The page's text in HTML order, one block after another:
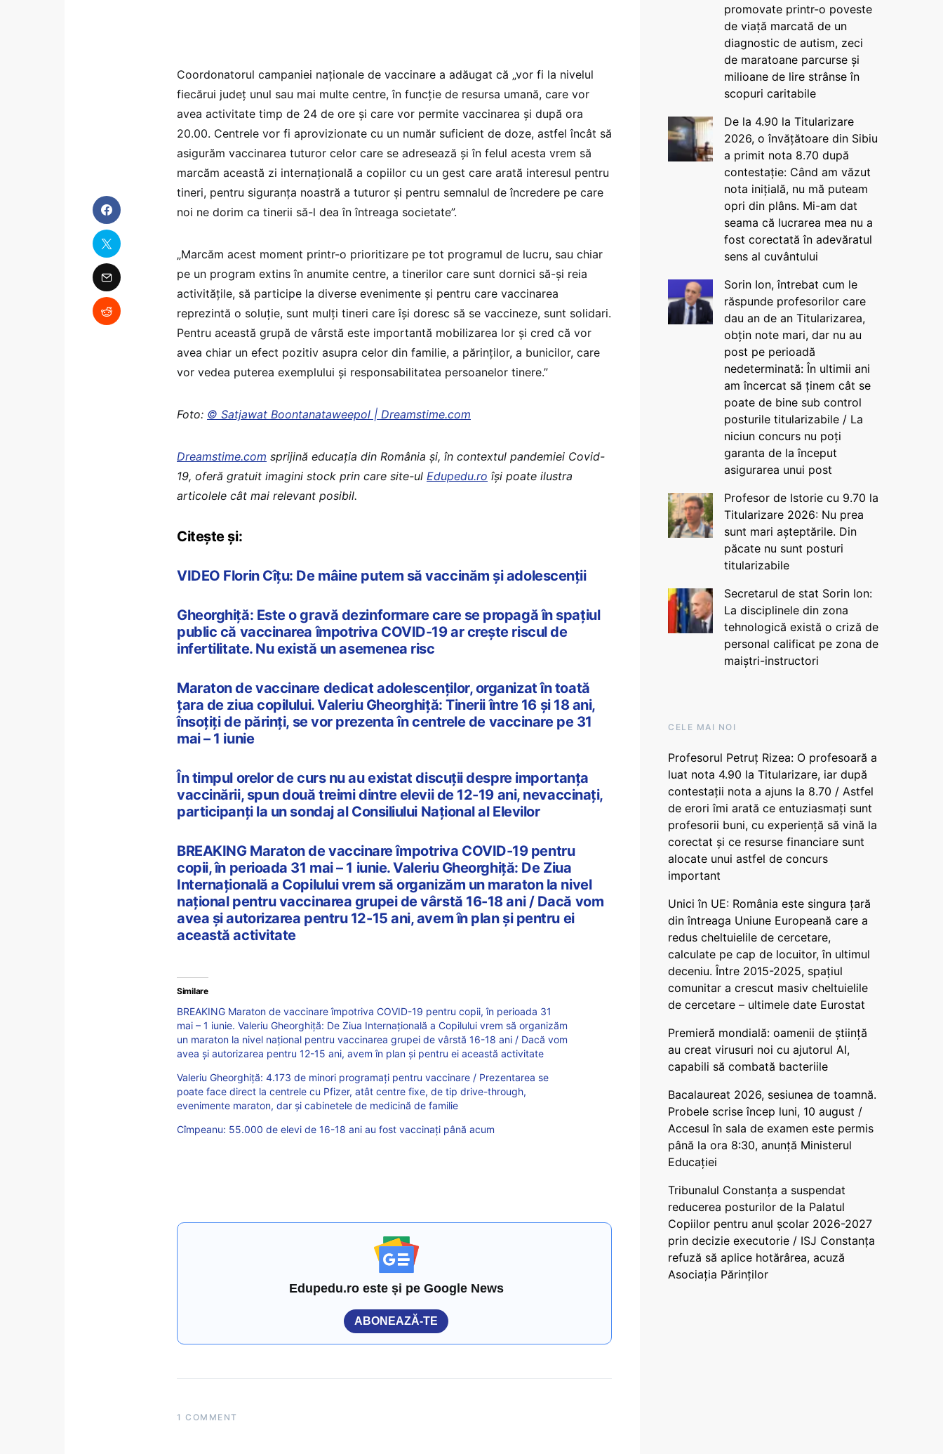
Coordonatorul campaniei naționale de vaccinare a adăugat că „vor fi la nivelul
fiecărui județ unul sau mai multe centre, în funcție de resursa umană, care vor
avea activitate timp de 24 de ore și care vor permite vaccinarea și după ora
20.00. Centrele vor fi aprovizionate cu un număr suficient de doze, astfel încât să
asigurăm vaccinarea tuturor celor care se adresează și în felul acesta vrem să
marcăm această zi internațională a copiilor cu un gest care arată interesul pentru
tineri, pentru siguranța noastră a tuturor și pentru semnalul de încredere pe care
noi ne dorim ca tinerii să-l dea în întreaga societate”.
„Marcăm acest moment printr-o prioritizare pe tot programul de lucru, sau chiar
pe un program extins în anumite centre, a tinerilor care sunt dornici să-și reia
activitățile, să participe la diverse evenimente și pentru care vaccinarea
reprezintă o soluție, sunt mulți tineri care își doresc să se vaccineze, sunt solidari.
Pentru această grupă de vârstă este importantă mobilizarea lor și cred că vor
avea chiar un efect pozitiv asupra celor din familie, a părinților, a bunicilor, care
vor vedea puterea exemplului și responsabilitatea persoanelor tinere.”
Foto: © Satjawat Boontanataweepol | Dreamstime.com
Dreamstime.com sprijină educaţia din România şi, în contextul pandemiei Covid-
19, oferă gratuit imagini stock prin care site-ul Edupedu.ro îşi poate ilustra
articolele cât mai relevant posibil.
Citește și:
VIDEO Florin Cîțu: De mâine putem să vaccinăm și adolescenții
Gheorghiță: Este o gravă dezinformare care se propagă în spațiul
public că vaccinarea împotriva COVID-19 ar crește riscul de
infertilitate. Nu există un asemenea risc
Maraton de vaccinare dedicat adolescenților, organizat în toată
țara de ziua copilului. Valeriu Gheorghiță: Tinerii între 16 și 18 ani,
însoțiți de părinți, se vor prezenta în centrele de vaccinare pe 31
mai – 1 iunie
În timpul orelor de curs nu au existat discuții despre importanța
vaccinării, spun două treimi dintre elevii de 12-19 ani, nevaccinați,
participanți la un sondaj al Consiliului Național al Elevilor
BREAKING Maraton de vaccinare împotriva COVID-19 pentru
copii, în perioada 31 mai – 1 iunie. Valeriu Gheorghiță: De Ziua
Internațională a Copilului vrem să organizăm un maraton la nivel
național pentru vaccinarea grupei de vârstă 16-18 ani / Dacă vom
avea și autorizarea pentru 12-15 ani, avem în plan și pentru ei
această activitate
Similare
BREAKING Maraton de vaccinare împotriva COVID-19 pentru copii, în perioada 31
mai – 1 iunie. Valeriu Gheorghiță: De Ziua Internațională a Copilului vrem să organizăm
un maraton la nivel național pentru vaccinarea grupei de vârstă 16-18 ani / Dacă vom
avea și autorizarea pentru 12-15 ani, avem în plan și pentru ei această activitate
Valeriu Gheorghiță: 4.173 de minori programați pentru vaccinare / Prezentarea se
poate face direct la centrele cu Pfizer, atât centre fixe, de tip drive-through,
evenimente maraton, dar și cabinetele de medicină de familie
Cîmpeanu: 55.000 de elevi de 16-18 ani au fost vaccinați până acum
Edupedu.ro este și pe Google News
ABONEAZĂ-TE
1 COMMENT
promovate printr-o poveste
de viață marcată de un
diagnostic de autism, zeci
de maratoane parcurse și
milioane de lire strânse în
scopuri caritabile
De la 4.90 la Titularizare
2026, o învățătoare din Sibiu
a primit nota 8.70 după
contestație: Când am văzut
nota inițială, nu mă puteam
opri din plâns. Mi-am dat
seama că lucrarea mea nu a
fost corectată în adevăratul
sens al cuvântului
Sorin Ion, întrebat cum le
răspunde profesorilor care
dau an de an Titularizarea,
obțin note mari, dar nu au
post pe perioadă
nedeterminată: În ultimii ani
am încercat să ținem cât se
poate de bine sub control
posturile titularizabile / La
niciun concurs nu poți
garanta de la început
asigurarea unui post
Profesor de Istorie cu 9.70 la
Titularizare 2026: Nu prea
sunt mari așteptările. Din
păcate nu sunt posturi
titularizabile
Secretarul de stat Sorin Ion:
La disciplinele din zona
tehnologică există o criză de
personal calificat pe zona de
maiștri-instructori
CELE MAI NOI
Profesorul Petruț Rizea: O profesoară a
luat nota 4.90 la Titularizare, iar după
contestații nota a ajuns la 8.70 / Astfel
de erori îmi arată ce entuziasmați sunt
profesorii buni, cu experiență să vină la
corectat și ce resurse financiare sunt
alocate unui astfel de concurs
important
Unici în UE: România este singura țară
din întreaga Uniune Europeană care a
redus cheltuielile de cercetare,
calculate pe cap de locuitor, în ultimul
deceniu. Între 2015-2025, spațiul
comunitar a crescut masiv cheltuielile
de cercetare – ultimele date Eurostat
Premieră mondială: oamenii de știință
au creat virusuri noi cu ajutorul AI,
capabili să combată bacteriile
Bacalaureat 2026, sesiunea de toamnă.
Probele scrise încep luni, 10 august /
Accesul în sala de examen este permis
până la ora 8:30, anunță Ministerul
Educației
Tribunalul Constanța a suspendat
reducerea posturilor de la Palatul
Copiilor pentru anul școlar 2026-2027
prin decizie executorie / ISJ Constanța
refuză să aplice hotărârea, acuză
Asociația Părinților